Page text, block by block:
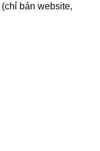
(chỉ bán website,